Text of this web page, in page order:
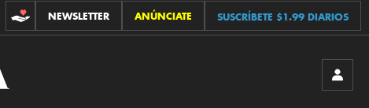
CONTRIBUCIONES
NEWSLETTER ANÚNCIATE SUSCRÍBETE $1.99 DIARIOS